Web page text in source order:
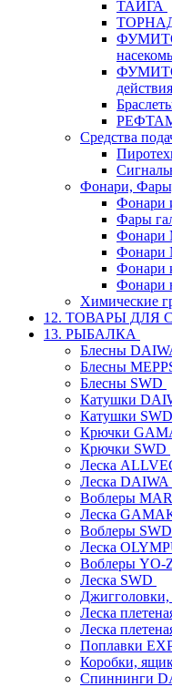
ТАЙГА
Средства
Фонари,
Фонари
Фары
Фонари
Фонари
Фонари
Фонари
Химические
12. ТОВАРЫ ДЛЯ
13. РЫБАЛКА
Блесны
Блесны
Блесны SWD
Катушки
Катушки SWD
Крючки
Крючки SWD
Леска
Леска DAIWA
Воблеры
Леска
Воблеры SWD
Леска
Воблеры YO-
Леска SWD
Джигголовки,
Леска
Леска
Поплавки
Коробки,
Спиннинги